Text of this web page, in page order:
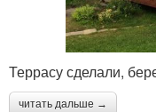
Террасу сделали,
читать дальше →